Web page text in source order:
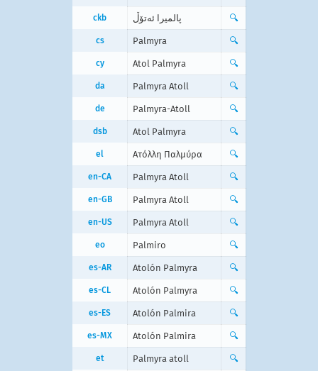
ckb پالمیرا ئەتۆڵ 🔍
cs Palmyra 🔍
cy Atol Palmyra 🔍
da Palmyra Atoll 🔍
de Palmyra-Atoll 🔍
dsb Atol Palmyra 🔍
el Ατόλλη Παλμύρα 🔍
en-CA Palmyra Atoll 🔍
en-GB Palmyra Atoll 🔍
en-US Palmyra Atoll 🔍
eo Palmiro 🔍
es-AR Atolón Palmyra 🔍
es-CL Atolón Palmyra 🔍
es-ES Atolón Palmira 🔍
es-MX Atolón Palmira 🔍
et Palmyra atoll 🔍